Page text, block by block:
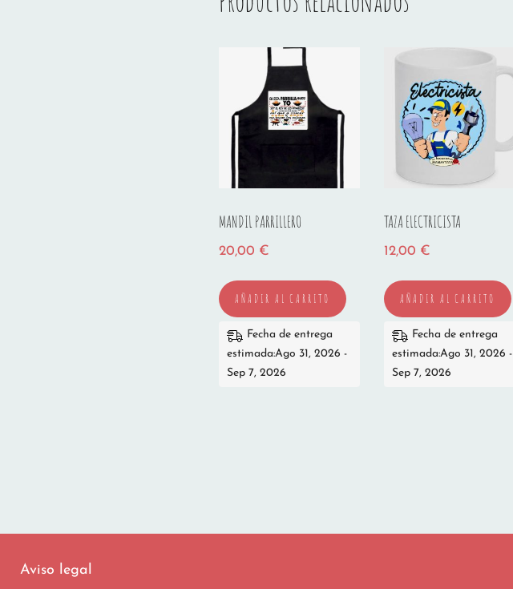
MANDIL PARRILLERO
20,00 €
AÑADIR AL CARRITO
Fecha de entrega
estimada:Ago 31, 2026 -
Sep 7, 2026
TAZA ELECTRICISTA
12,00 €
AÑADIR AL CARRITO
Fecha de entrega
estimada:Ago 31, 2026 -
Sep 7, 2026
Aviso legal